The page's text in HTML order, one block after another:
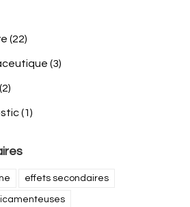
(22)
(3)
(2)
(1)
effets secondaires